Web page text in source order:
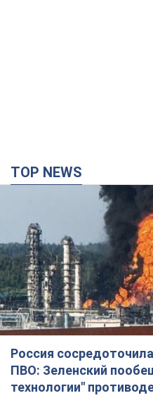
TOP NEWS
Россия
ПВО: Зеленский
технологии"